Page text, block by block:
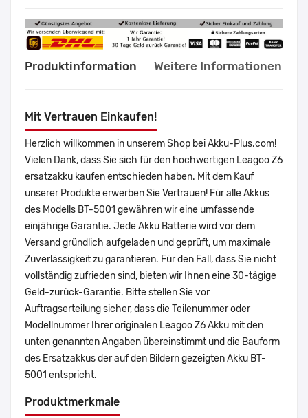
Produktinformation Weitere Informationen
Mit Vertrauen Einkaufen!
Herzlich willkommen in unserem Shop bei Akku-Plus.com!
Vielen Dank, dass Sie sich für den hochwertigen Leagoo Z6
ersatzakku kaufen entschieden haben. Mit dem Kauf
unserer Produkte erwerben Sie Vertrauen! Für alle Akkus
des Modells BT-5001 gewähren wir eine umfassende
einjährige Garantie. Jede Akku Batterie wird vor dem
Versand gründlich aufgeladen und geprüft, um maximale
Zuverlässigkeit zu garantieren. Für den Fall, dass Sie nicht
vollständig zufrieden sind, bieten wir Ihnen eine 30-tägige
Geld-zurück-Garantie. Bitte stellen Sie vor
Auftragserteilung sicher, dass die Teilenummer oder
Modellnummer Ihrer originalen Leagoo Z6 Akku mit den
unten genannten Angaben übereinstimmt und die Bauform
des Ersatzakkus der auf den Bildern gezeigten Akku BT-
5001 entspricht.
Produktmerkmale